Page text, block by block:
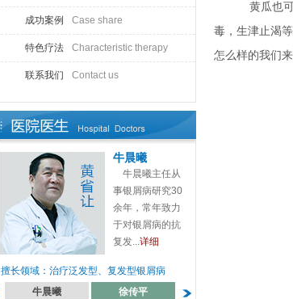
成功案例 Case share
特色疗法 Characteristic therapy
联系我们 Contact us
牛晨曦
牛晨曦主任从
事银屑病研究30
余年，常年致力
于对银屑病的抗
复发...详细
擅长领域：治疗泛发型、复发型银屑病
牛晨曦
徐传平
黄瓜也可
毒，生津止渴
怎么样的我们